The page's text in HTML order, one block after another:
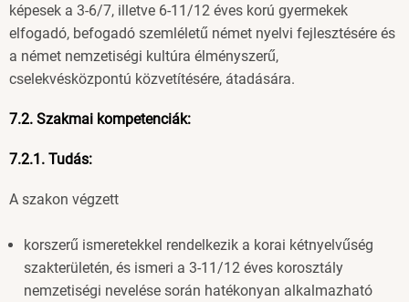
képesek a 3-6/7, illetve 6-11/12 éves korú gyermekek
elfogadó, befogadó szemléletű német nyelvi fejlesztésére és
a német nemzetiségi kultúra élményszerű,
cselekvésközpontú közvetítésére, átadására.
7.2. Szakmai kompetenciák:
7.2.1. Tudás:
A szakon végzett
korszerű ismeretekkel rendelkezik a korai kétnyelvűség
szakterületén, és ismeri a 3-11/12 éves korosztály
nemzetiségi nevelése során hatékonyan alkalmazható